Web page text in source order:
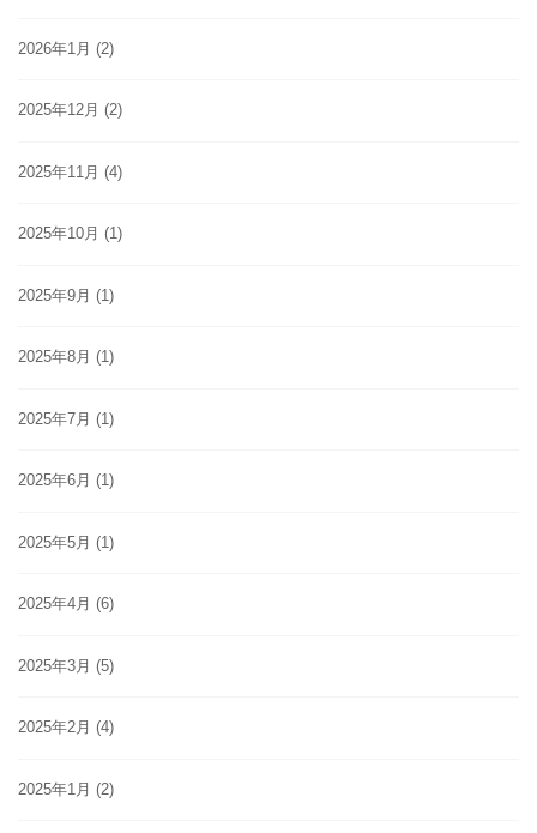
2026年1月 (2)
2025年12月 (2)
2025年11月 (4)
2025年10月 (1)
2025年9月 (1)
2025年8月 (1)
2025年7月 (1)
2025年6月 (1)
2025年5月 (1)
2025年4月 (6)
2025年3月 (5)
2025年2月 (4)
2025年1月 (2)